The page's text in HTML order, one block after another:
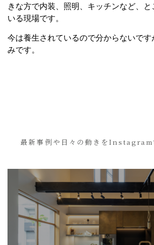
きな方で内装、照明、キッチンなど、と
いる現場です。
今は養生されているので分からないです
みです。
最新事例や日々の動きをInstagram